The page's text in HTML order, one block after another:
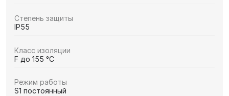
Степень защиты
IP55
Класс изоляции
F до 155 °C
Режим работы
S1 постоянный